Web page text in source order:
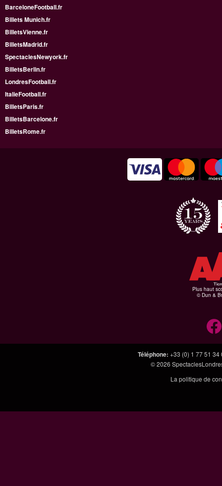
BarceloneFootball.fr
Billets Munich.fr
BilletsVienne.fr
BilletsMadrid.fr
SpectaclesNewyork.fr
BilletsBerlin.fr
LondresFootball.fr
ItalieFootball.fr
BilletsParis.fr
BilletsBarcelone.fr
BilletsRome.fr
Plus haut
© Dun &
Téléphone: +33 (0) 1 77 51 34
© 2026
La politique de